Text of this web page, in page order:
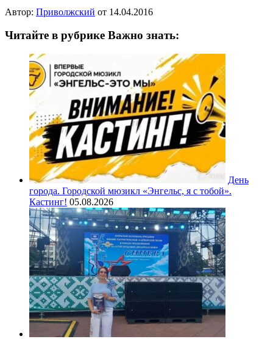
Автор: Приволжский от 14.04.2016
Читайте в рубрике Важно знать:
День
города. Городской мюзикл «Энгельс, я с тобой».
Кастинг! 05.08.2026